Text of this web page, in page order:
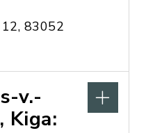
83052
v.-
Kiga: